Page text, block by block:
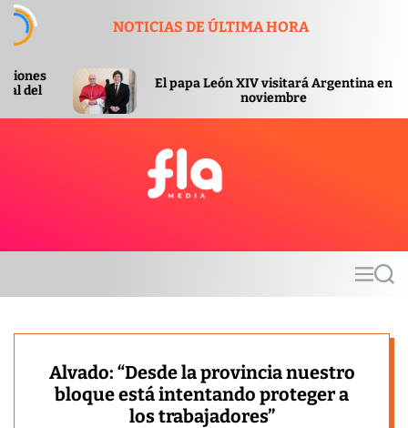
t
NOTICIAS DE ÚLTIMA HORA
El papa León XIV visitará Argentina en
noviembre
El
a
MS
Alvado: “Desde la provincia nuestro
bloque está intentando proteger a
los trabajadores”